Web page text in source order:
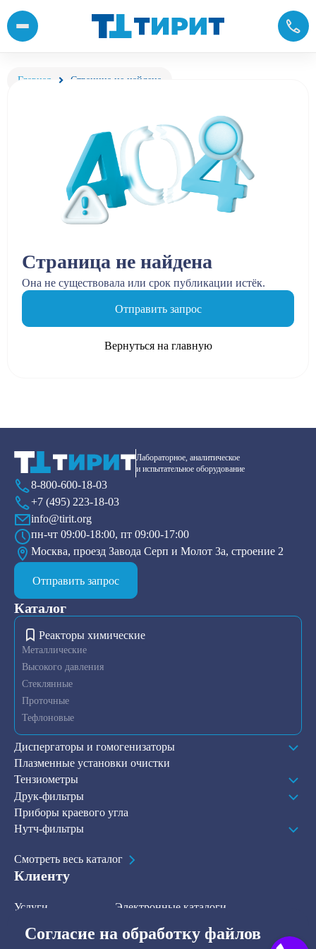
Главная Страница не найдена
Страница не найдена
Она не существовала или срок публикации истёк.
Отправить запрос
Вернуться на главную
Согласие на обработку файлов
Лабораторное, аналитическое
и испытательное оборудование
8-800-600-18-03
+7 (495) 223-18-03
info@tirit.org
пн-чт 09:00-18:00, пт 09:00-17:00
Москва, проезд Завода Серп и Молот 3а, строение 2
Отправить запрос
Каталог
Реакторы химические
Металлические
Высокого давления
Стеклянные
Проточные
Тефлоновые
Диспергаторы и гомогенизаторы
Плазменные установки очистки
Тензиометры
Друк-фильтры
Приборы краевого угла
Нутч-фильтры
Смотреть весь каталог
Клиенту
Услуги
В наличии на складе
Электронные каталоги
Контакты